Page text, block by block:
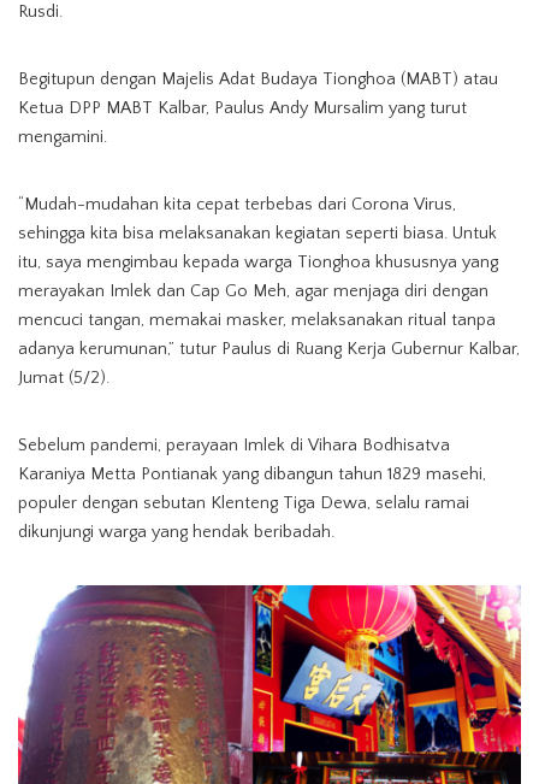
Rusdi.
Begitupun dengan Majelis Adat Budaya Tionghoa (MABT) atau
Ketua DPP MABT Kalbar, Paulus Andy Mursalim yang turut
mengamini.
“Mudah-mudahan kita cepat terbebas dari Corona Virus,
sehingga kita bisa melaksanakan kegiatan seperti biasa. Untuk
itu, saya mengimbau kepada warga Tionghoa khususnya yang
merayakan Imlek dan Cap Go Meh, agar menjaga diri dengan
mencuci tangan, memakai masker, melaksanakan ritual tanpa
adanya kerumunan,” tutur Paulus di Ruang Kerja Gubernur Kalbar,
Jumat (5/2).
Sebelum pandemi, perayaan Imlek di Vihara Bodhisatva
Karaniya Metta Pontianak yang dibangun tahun 1829 masehi,
populer dengan sebutan Klenteng Tiga Dewa, selalu ramai
dikunjungi warga yang hendak beribadah.